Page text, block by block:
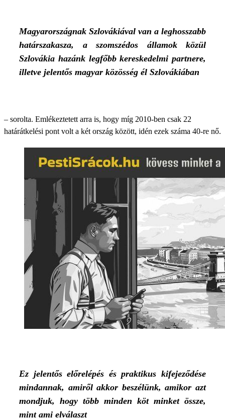
Magyarországnak Szlovákiával van a leghosszabb
határszakasza, a szomszédos államok közül
Szlovákia hazánk legfőbb kereskedelmi partnere,
illetve jelentős magyar közösség él Szlovákiában
– sorolta. Emlékeztetett arra is, hogy míg 2010-ben csak 22
határátkelési pont volt a két ország között, idén ezek száma 40-re nő.
Ez jelentős előrelépés és praktikus kifejeződése
mindannak, amiről akkor beszélünk, amikor azt
mondjuk, hogy több minden köt minket össze,
mint ami elválaszt